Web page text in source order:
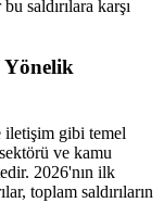
saldırılara karşı
Yönelik
iletişim gibi temel
ve kamu
2026'nın ilk
toplam saldırıların